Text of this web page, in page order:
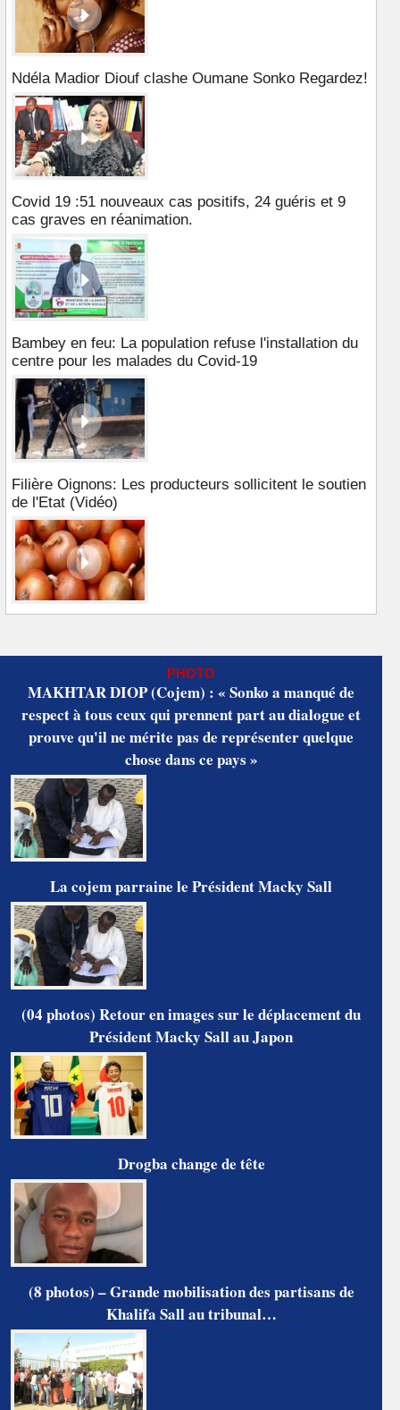
Ndéla Madior Diouf clashe Oumane Sonko Regardez!
Covid 19 :51 nouveaux cas positifs, 24 guéris et 9
cas graves en réanimation.
Bambey en feu: La population refuse l'installation du
centre pour les malades du Covid-19
Filière Oignons: Les producteurs sollicitent le soutien
de l'Etat (Vidéo)
PHOTO
MAKHTAR DIOP (Cojem) : « Sonko a manqué de
respect à tous ceux qui prennent part au dialogue et
prouve qu'il ne mérite pas de représenter quelque
chose dans ce pays »
La cojem parraine le Président Macky Sall
(04 photos) Retour en images sur le déplacement du
Président Macky Sall au Japon
Drogba change de tête
(8 photos) – Grande mobilisation des partisans de
Khalifa Sall au tribunal…